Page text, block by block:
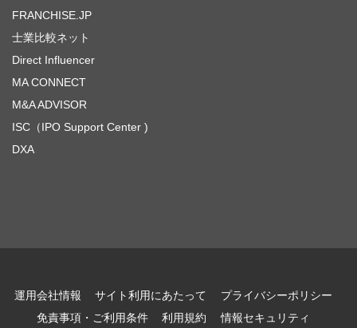
FRANCHISE.JP
士業比較ネット
Direct Influencer
MA CONNECT
M&A ADVISOR
ISC（IPO Support Center )
DXA
運用会社情報 サイト利用にあたって
プライバシーポリシー
免責事項・ご利用条件
利用規約 情報セキュリティ